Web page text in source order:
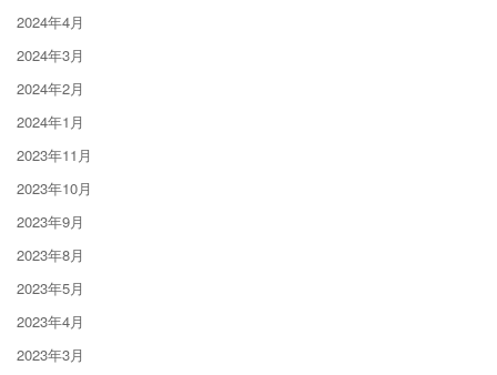
2024年4月
2024年3月
2024年2月
2024年1月
2023年11月
2023年10月
2023年9月
2023年8月
2023年5月
2023年4月
2023年3月